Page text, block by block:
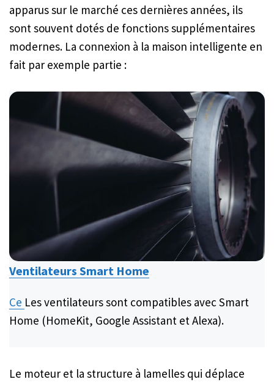
apparus sur le marché ces dernières années, ils
sont souvent dotés de fonctions supplémentaires
modernes. La connexion à la maison intelligente en
fait par exemple partie :
Ventilateurs Smart Home
Ce Les ventilateurs sont compatibles avec Smart
Home (HomeKit, Google Assistant et Alexa).
Le moteur et la structure à lamelles qui déplace